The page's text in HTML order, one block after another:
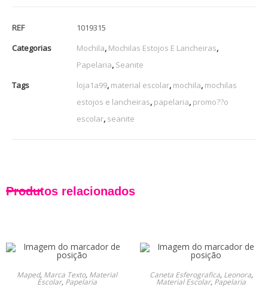
REF
1019315
Categorias
Mochila, Mochilas Estojos E Lancheiras,
Papelaria, Seanite
Tags
loja1a99, material escolar, mochila, mochilas
estojos e lancheiras, papelaria, promo??o
escolar, seanite
Produtos relacionados
Maped, Marca Texto, Material
Escolar, Papelaria
Caneta Esferografica, Leonora,
Material Escolar, Papelaria